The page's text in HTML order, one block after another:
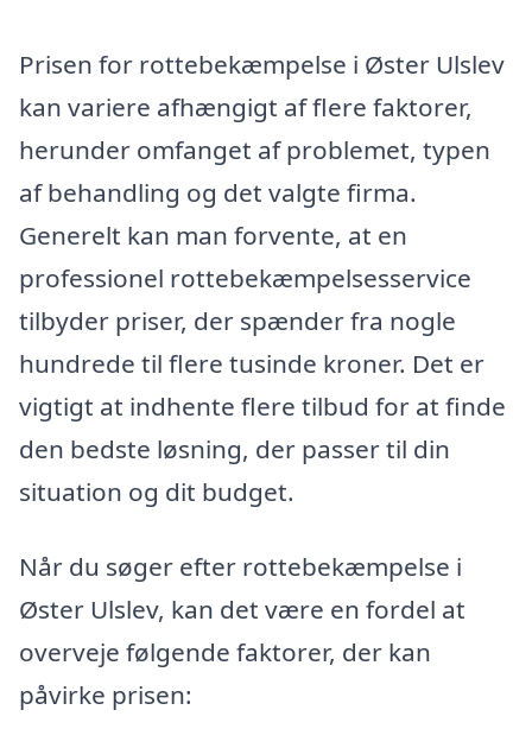
Prisen for rottebekæmpelse i Øster Ulslev
kan variere afhængigt af flere faktorer,
herunder omfanget af problemet, typen
af behandling og det valgte firma.
Generelt kan man forvente, at en
professionel rottebekæmpelsesservice
tilbyder priser, der spænder fra nogle
hundrede til flere tusinde kroner. Det er
vigtigt at indhente flere tilbud for at finde
den bedste løsning, der passer til din
situation og dit budget.
Når du søger efter rottebekæmpelse i
Øster Ulslev, kan det være en fordel at
overveje følgende faktorer, der kan
påvirke prisen: